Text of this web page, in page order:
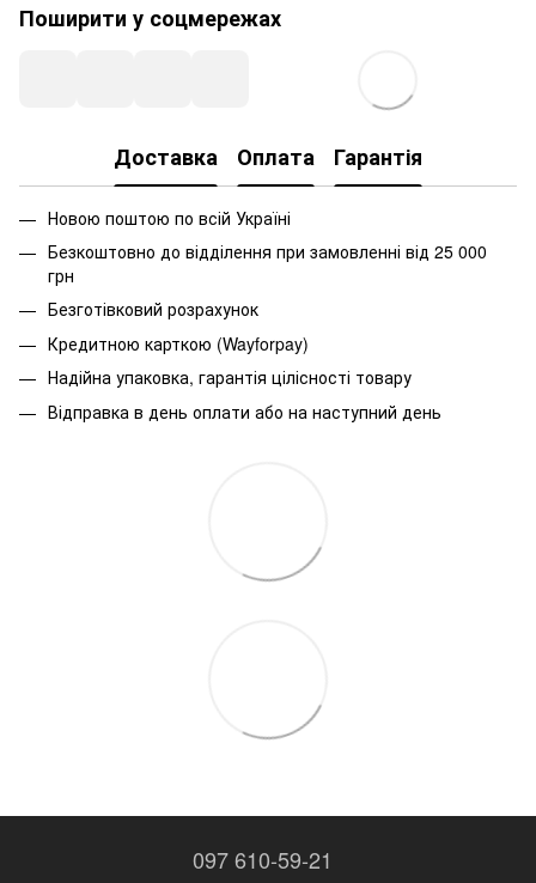
Поширити у соцмережах
Доставка Оплата Гарантія
Новою поштою по всій Україні
Безкоштовно до відділення при замовленні від 25 000
грн
Безготівковий розрахунок
Кредитною карткою (Wayforpay)
Надійна упаковка, гарантія цілісності товару
Відправка в день оплати або на наступний день
097 610-59-21